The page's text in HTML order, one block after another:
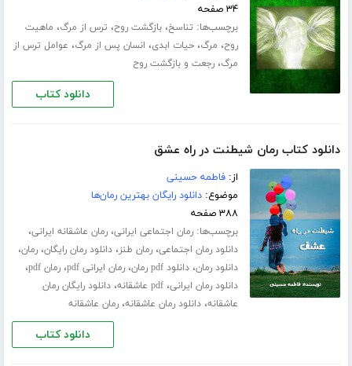
۳۴ صفحه
برچسب‌ها: تناسخ،بازگشت روح، ترس از مرگ، ماهیت
روح، مرگ،حیات ابدی، انسان پس از مرگ، عوامل ترس از
مرگ،رجعت و بازگشت روح
دانلود کتاب
دانلود کتاب رمان شیطنت در راه عشق
از:فاطمه حسینی
موضوع:دانلود رایگان بهترین رمان‌ها
۳۸۸ صفحه
برچسب‌ها:رمان اجتماعی ایرانی،رمان عاشقانه ایرانی،
دانلود رمان اجتماعی،رمان طنز،دانلود رمان رایگان،رمان،
دانلود رمان،دانلود pdf رمان ،رمان ایرانی pdf ،رمان pdf ،
دانلود رمان ایرانی،pdf عاشقانه ،دانلود رایگان رمان
عاشقانه،دانلود رمان عاشقانه،رمان عاشقانه
دانلود کتاب